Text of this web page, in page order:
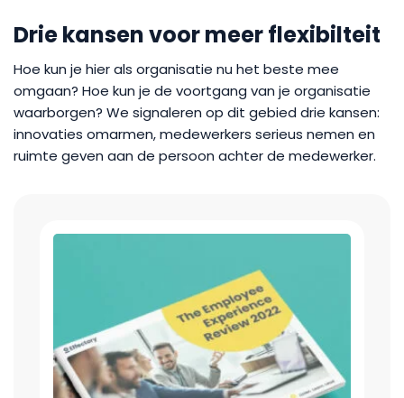
Drie kansen voor meer flexibilteit
Hoe kun je hier als organisatie nu het beste mee
omgaan? Hoe kun je de voortgang van je organisatie
waarborgen? We signaleren op dit gebied drie kansen:
innovaties omarmen, medewerkers serieus nemen en
ruimte geven aan de persoon achter de medewerker.